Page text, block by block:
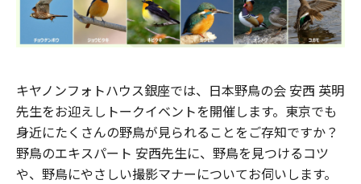
キヤノンフォトハウス銀座では、日本野鳥の会 安西 英明
先生をお迎えしトークイベントを開催します。東京でも
身近にたくさんの野鳥が見られることをご存知ですか？
野鳥のエキスパート 安西先生に、野鳥を見つけるコツ
や、野鳥にやさしい撮影マナーについてお伺いします。